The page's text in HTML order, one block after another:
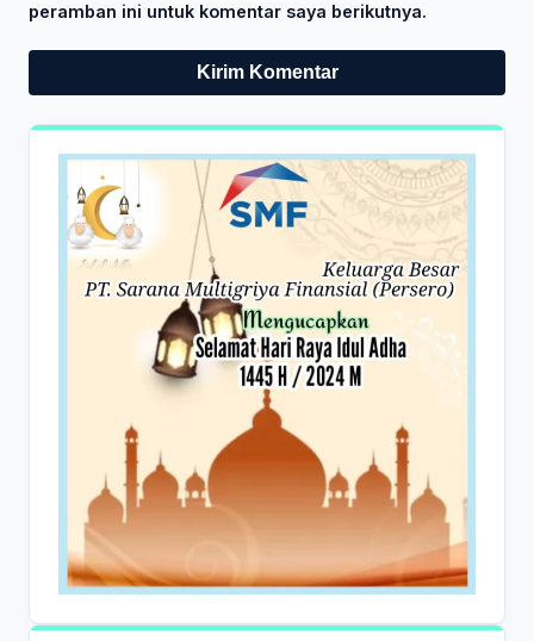
peramban ini untuk komentar saya berikutnya.